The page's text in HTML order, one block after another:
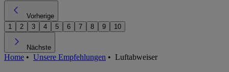
Vorherige
1
2 3 4 5 6 7 8 9 10
Nächste
Home • Unsere Empfehlungen • Luftabweiser